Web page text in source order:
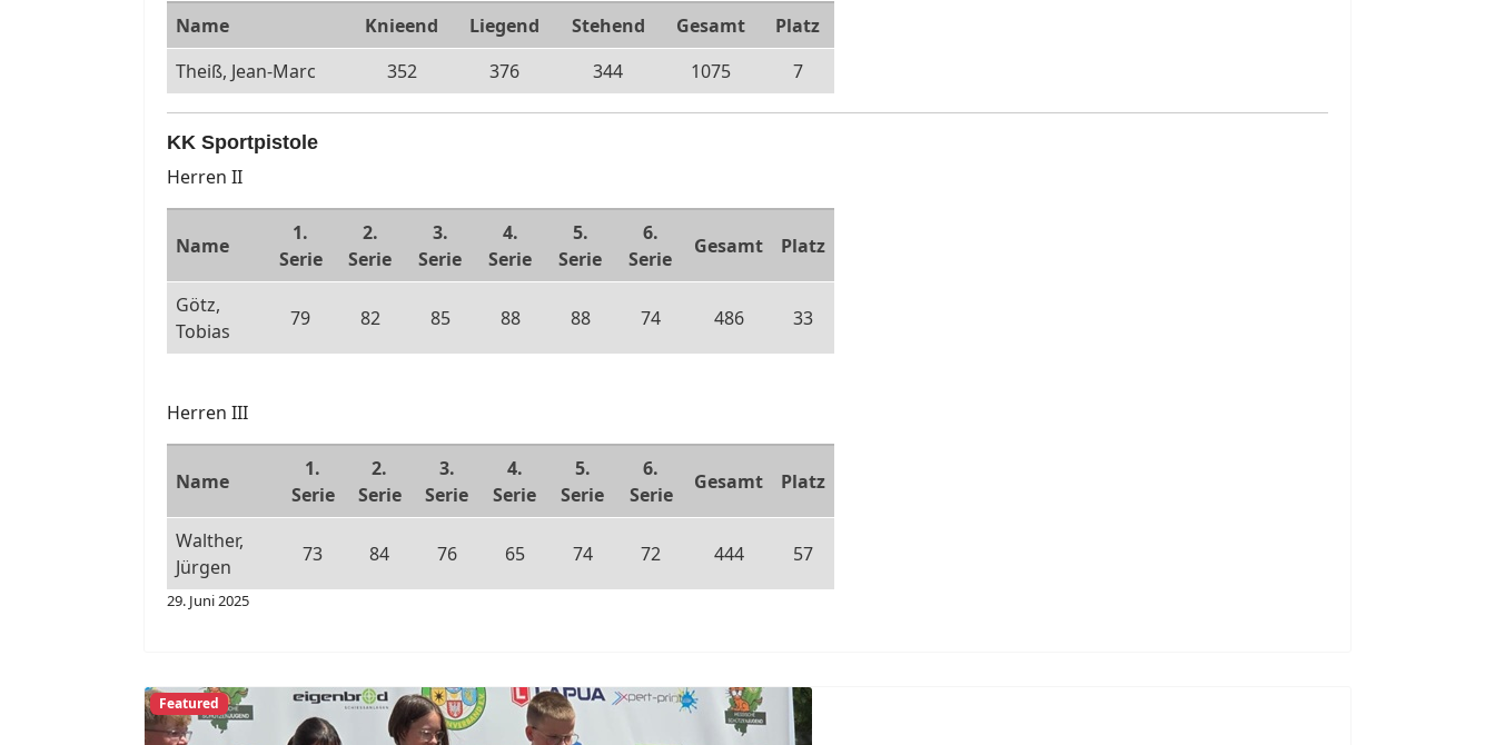
Name Knieend Liegend Stehend Gesamt
Platz
Theiß, Jean-Marc
352 376 344 1075 7
KK Sportpistole
Herren II
Name
1.
Serie
2.
Serie
3.
Serie
4.
Serie
5.
Serie
6.
Serie
Gesamt Platz
Götz,
Tobias
79 82 85 88 88 74 486 33
Herren III
Name
1.
Serie
2.
Serie
3.
Serie
4.
Serie
5.
Serie
6.
Serie
Gesamt Platz
Walther,
Jürgen
73 84 76 65 74 72 444 57
29. Juni 2025
Featured